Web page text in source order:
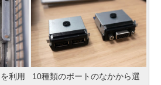
利用
10種類のポートのなかから選